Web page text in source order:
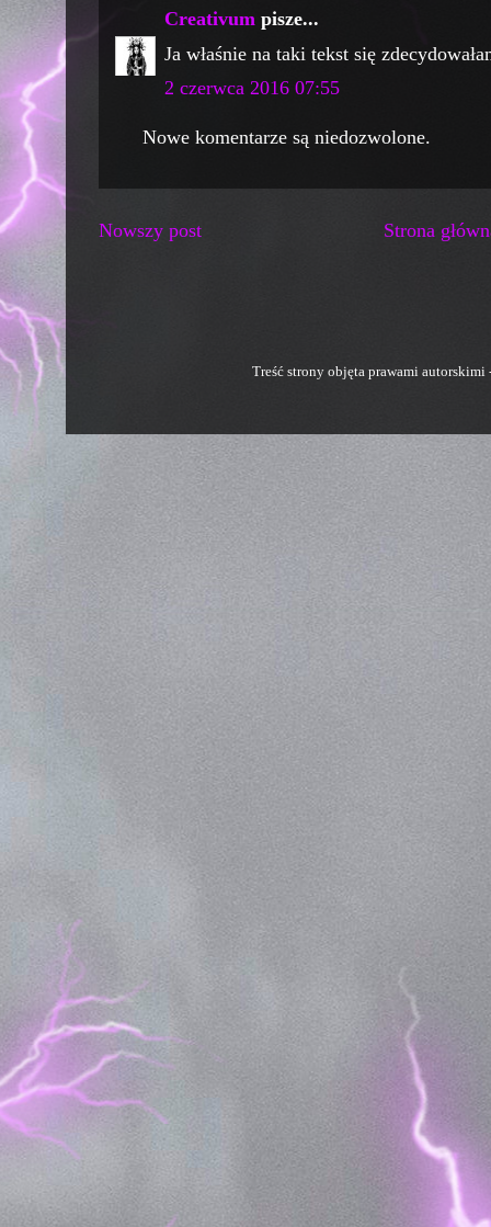
Creativum pisze...
Ja właśnie na taki tekst się
2 czerwca 2016 07:55
Nowe komentarze są niedozwolone.
Nowszy post Strona
Treść strony objęta prawami